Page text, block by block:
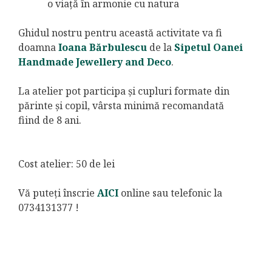
o viață în armonie cu natura
Ghidul nostru pentru această activitate va fi
doamnaIoana Bărbulescu de laSipetul Oanei
Handmade Jewellery and Deco.
La atelier pot participa și cupluri formate din
părinte și copil, vârsta minimă recomandată
fiind de 8 ani.
Cost atelier: 50 de lei
Vă puteți înscrie AICI online sau telefonic la
0734131377 !